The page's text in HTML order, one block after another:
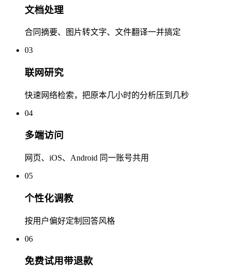
文档处理
合同摘要、图片转文字、文件翻译一并搞定
03
联网研究
快速网络检索，把原本几小时的分析压到几秒
04
多端访问
网页、iOS、Android 同一账号共用
05
个性化调教
按用户偏好定制回答风格
06
免费试用带退款